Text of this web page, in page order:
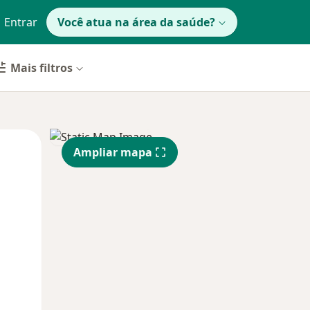
Entrar Você atua na área da saúde?
Mais filtros
Sex,
14 Ago
Sáb,
15 Ago
Ampliar mapa